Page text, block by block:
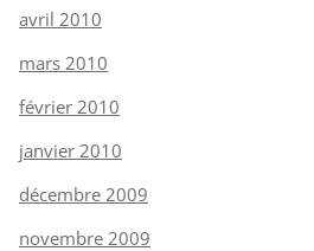
avril 2010
mars 2010
février 2010
janvier 2010
décembre 2009
novembre 2009